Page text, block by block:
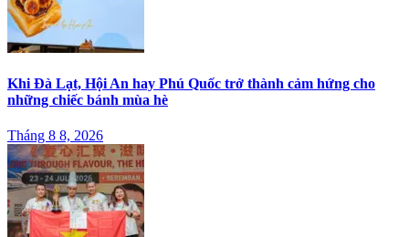
Khi Đà Lạt, Hội An hay Phú Quốc trở thành cảm hứng cho
những chiếc bánh mùa hè
Tháng 8 8, 2026